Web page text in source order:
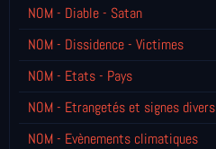
NOM - Diable - Satan
NOM - Dissidence - Victimes
NOM - Etats - Pays
NOM - Etrangetés et signes divers
NOM - Evènements climatiques